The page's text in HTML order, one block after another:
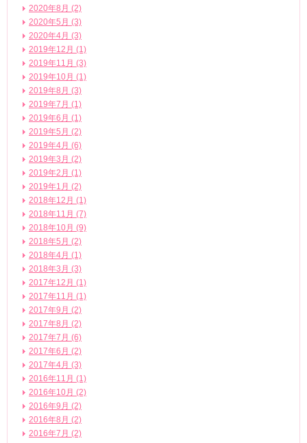
2020年8月 (2)
2020年5月 (3)
2020年4月 (3)
2019年12月 (1)
2019年11月 (3)
2019年10月 (1)
2019年8月 (3)
2019年7月 (1)
2019年6月 (1)
2019年5月 (2)
2019年4月 (6)
2019年3月 (2)
2019年2月 (1)
2019年1月 (2)
2018年12月 (1)
2018年11月 (7)
2018年10月 (9)
2018年5月 (2)
2018年4月 (1)
2018年3月 (3)
2017年12月 (1)
2017年11月 (1)
2017年9月 (2)
2017年8月 (2)
2017年7月 (6)
2017年6月 (2)
2017年4月 (3)
2016年11月 (1)
2016年10月 (2)
2016年9月 (2)
2016年8月 (2)
2016年7月 (2)